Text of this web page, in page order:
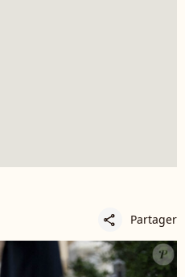
share Partager